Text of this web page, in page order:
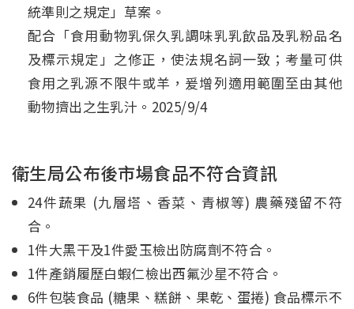
統準則之規定」草案。
配合「食用動物乳保久乳調味乳乳飲品及乳粉品名
及標示規定」之修正，使法規名詞一致；考量可供
食用之乳源不限牛或羊，爰增列適用範圍至由其他
動物擠出之生乳汁。2025/9/4
衛生局公布後市場食品不符合資訊
24件蔬果 (九層塔、香菜、青椒等) 農藥殘留不符
合。
1件大黑干及1件愛玉檢出防腐劑不符合。
1件產銷履歷白蝦仁檢出西氟沙星不符合。
6件包裝食品 (糖果、糕餅、果乾、蛋捲) 食品標示不